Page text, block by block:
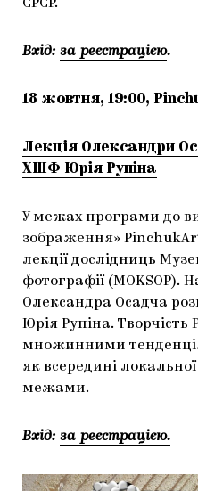
СРСР.
Вхід: за реєстрацією.
18 жовтня, 19:00,
Лекція Олександри
ХШФ Юрія Рупіна
У межах програми до
зображення»
лекції дослідниць
фотографії (MOKSOP).
Олександра Осадча
Юрія Рупіна. Творчість
множинними
як всередині локальної
межами.
Вхід: за реєстрацією.